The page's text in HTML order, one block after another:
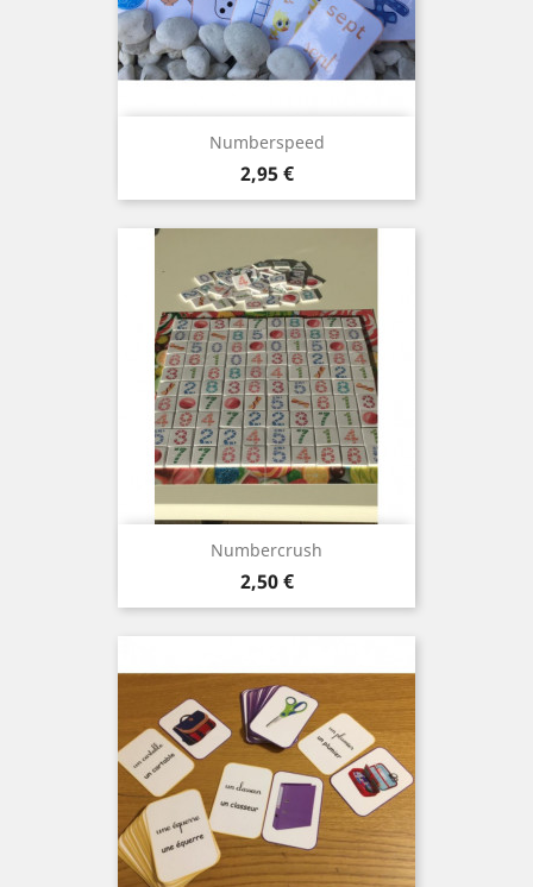
Numberspeed
Prix
2,95 €
Numbercrush
Prix
2,50 €